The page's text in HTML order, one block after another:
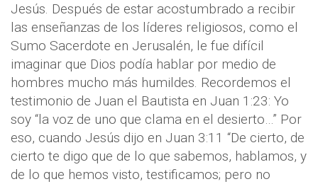
Jesús. Después de estar acostumbrado a recibir
las enseñanzas de los líderes religiosos, como el
Sumo Sacerdote en Jerusalén, le fue difícil
imaginar que Dios podía hablar por medio de
hombres mucho más humildes. Recordemos el
testimonio de Juan el Bautista en Juan 1:23: Yo
soy “la voz de uno que clama en el desierto…” Por
eso, cuando Jesús dijo en Juan 3:11 “De cierto, de
cierto te digo que de lo que sabemos, hablamos, y
de lo que hemos visto, testificamos; pero no